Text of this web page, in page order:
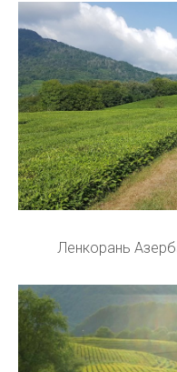
Ленкорань